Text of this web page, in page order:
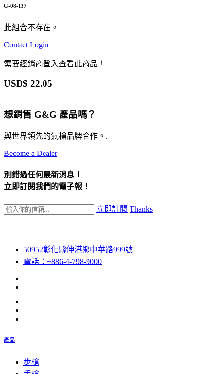
G-08-137
此組合不存在。
Contact Login
需要經銷商登入查看此商品！
USD$ 22.05
想銷售 G&G 產品嗎？
與世界領先的氣槍品牌合作。.
Become a Dealer
別錯過任何最新消息！
立即訂閱我們的電子報！
立即訂閱 Thanks
50952彰化縣伸港鄉中華路999號
電話：+886-4-798-9000
產品
步槍